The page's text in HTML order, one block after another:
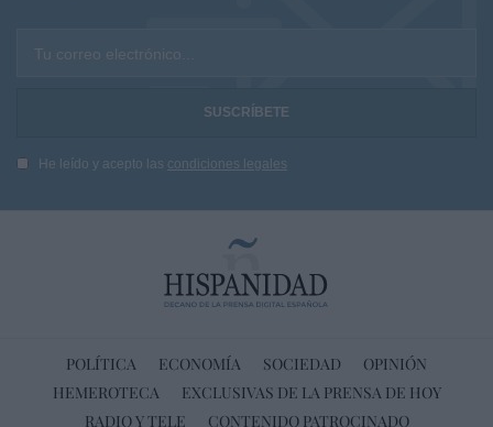
Tu correo electrónico...
He leído y acepto las condiciones legales
POLÍTICA ECONOMÍA SOCIEDAD
OPINIÓN
HEMEROTECA
EXCLUSIVAS DE LA PRENSA DE HOY
RADIO Y TELE
CONTENIDO PATROCINADO